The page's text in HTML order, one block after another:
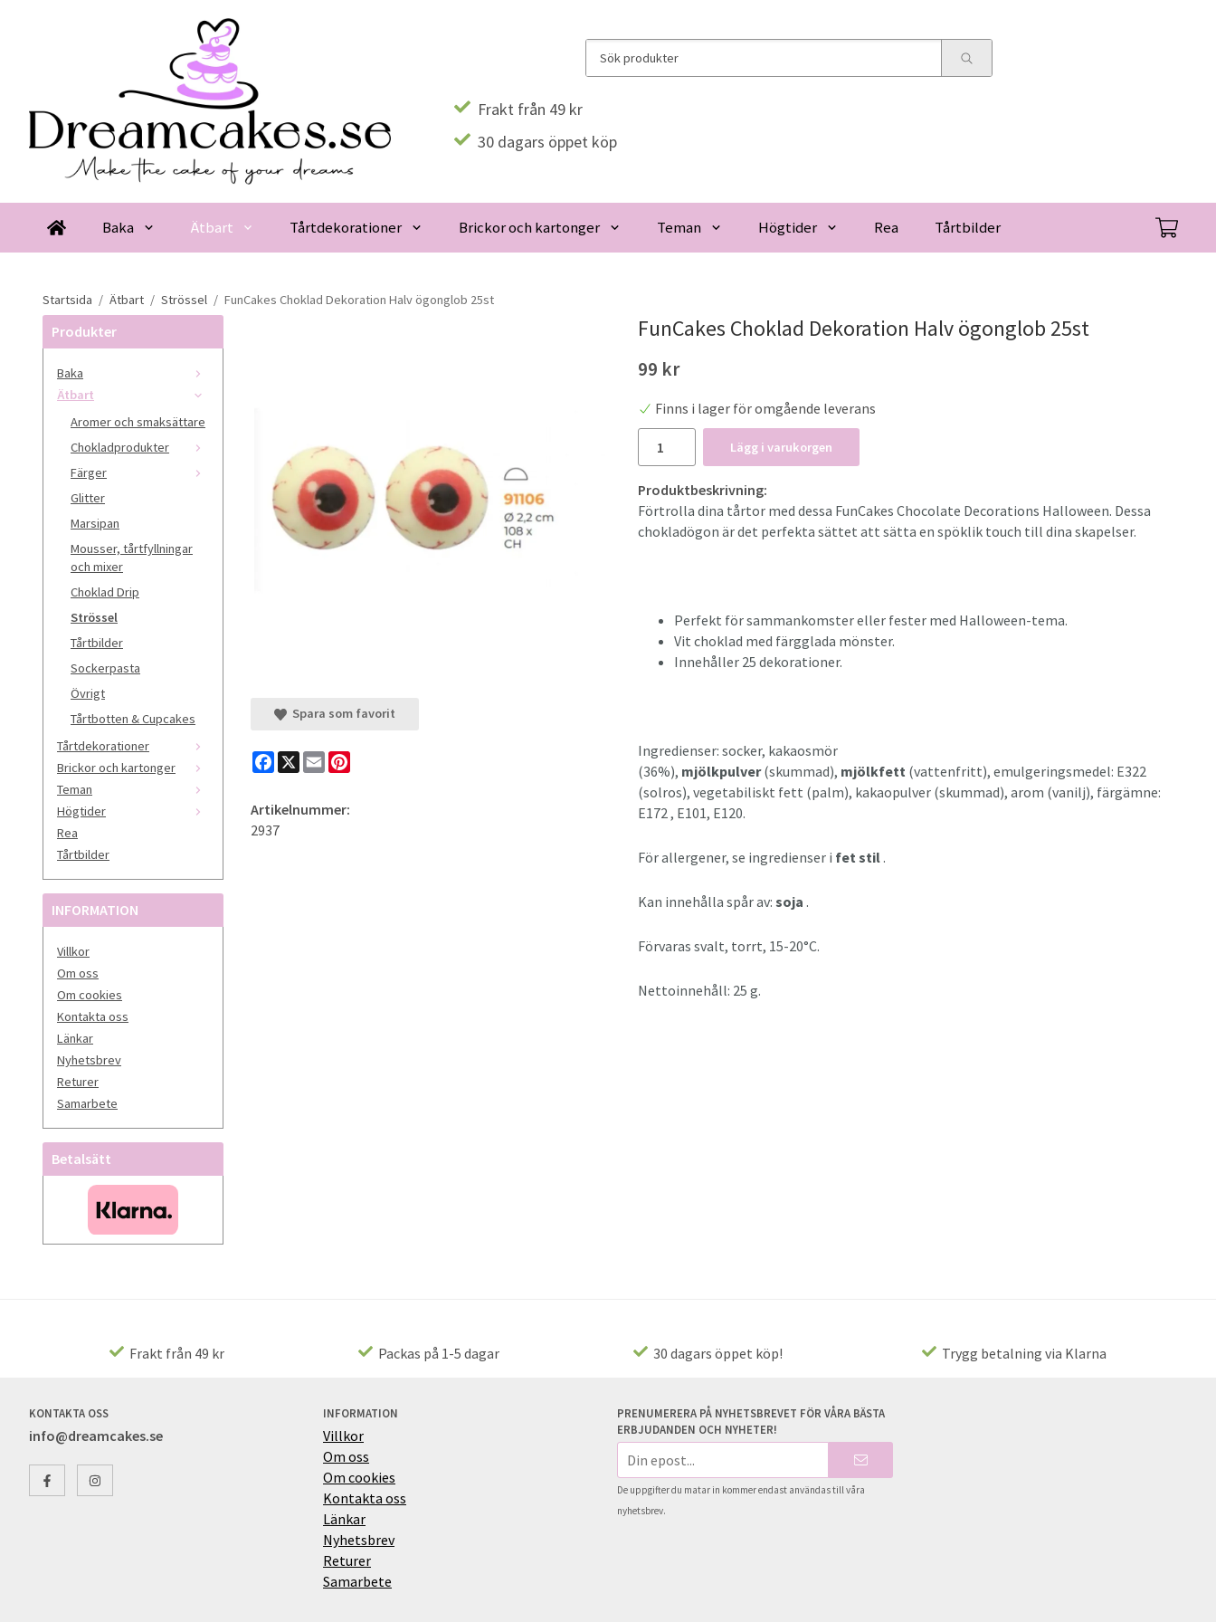
Frakt från 49 kr
30 dagars öppet köp
Baka Ätbart Tårtdekorationer Brickor och kartonger Teman Högtider Rea Tårtbilder
Startsida / Ätbart / Strössel / FunCakes Choklad Dekoration Halv ögonglob 25st
Produkter
Baka
Ätbart
Aromer och smaksättare
Chokladprodukter
Färger
Glitter
Marsipan
Mousser, tårtfyllningar
och mixer
Choklad Drip
Strössel
Tårtbilder
Sockerpasta
Övrigt
Tårtbotten & Cupcakes
Tårtdekorationer
Brickor och kartonger
Teman
Högtider
Rea
Tårtbilder
INFORMATION
Villkor
Om oss
Om cookies
Kontakta oss
Länkar
Nyhetsbrev
Returer
Samarbete
Betalsätt
FunCakes Choklad Dekoration Halv ögonglob 25st
99 kr
Finns i lager för omgående leverans
Lägg i varukorgen
Produktbeskrivning:
Förtrolla dina tårtor med dessa FunCakes Chocolate Decorations Halloween. Dessa
chokladögon är det perfekta sättet att sätta en spöklik touch till dina skapelser.
Perfekt för sammankomster eller fester med Halloween-tema.
Vit choklad med färgglada mönster.
Innehåller 25 dekorationer.
Ingredienser: socker, kakaosmör
(36%), mjölkpulver(skummad), mjölkfett (vattenfritt), emulgeringsmedel: E322
(solros), vegetabiliskt fett (palm), kakaopulver (skummad), arom (vanilj), färgämne:
E172 , E101, E120.
För allergener, se ingredienser i fet stil .
Kan innehålla spår av: soja .
Förvaras svalt, torrt, 15-20°C.
Nettoinnehåll: 25 g.
Spara som favorit
Facebook
X Email
Artikelnummer:
2937
Frakt från 49 kr Packas på 1-5 dagar 30 dagars öppet köp! Trygg betalning via Klarna
KONTAKTA OSS
info@dreamcakes.se
INFORMATION
Villkor
Om oss
Om cookies
Kontakta oss
Länkar
Nyhetsbrev
Returer
Samarbete
PRENUMERERA PÅ NYHETSBREVET FÖR VÅRA BÄSTA
ERBJUDANDEN OCH NYHETER!
E-
postadress
De uppgifter du matar in kommer endast användas till våra
nyhetsbrev.